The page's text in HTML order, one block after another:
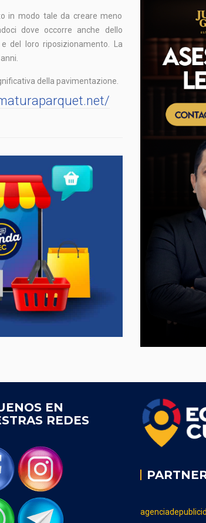
in modo tale da creare meno
dove occorre anche dello
del loro riposizionamento. La
della pavimentazione.
EN
REDES